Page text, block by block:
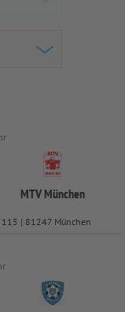
MTV München
115 | 81247 München